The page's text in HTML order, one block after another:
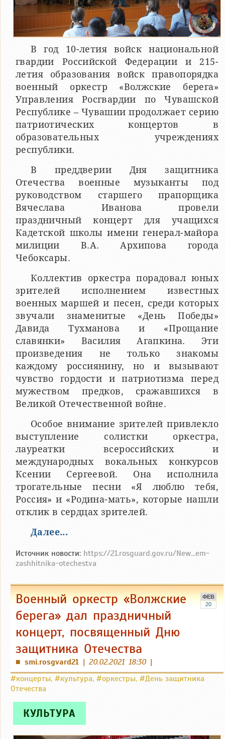
В год 10-летия войск национальной
гвардии Российской Федерации и 215-
летия образования войск правопорядка
военный оркестр «Волжские берега»
Управления Росгвардии по Чувашской
Республике – Чувашии продолжает серию
патриотических концертов в
образовательных учреждениях
республики.
В преддверии Дня защитника
Отечества военные музыканты под
руководством старшего прапорщика
Вячеслава Иванова провели
праздничный концерт для учащихся
Кадетской школы имени генерал-майора
милиции В.А. Архипова города
Чебоксары.
Коллектив оркестра порадовал юных
зрителей исполнением известных
военных маршей и песен, среди которых
звучали знаменитые «День Победы»
Давида Тухманова и «Прощание
славянки» Василия Агапкина. Эти
произведения не только знакомы
каждому россиянину, но и вызывают
чувство гордости и патриотизма перед
мужеством предков, сражавшихся в
Великой Отечественной войне.
Особое внимание зрителей привлекло
выступление солистки оркестра,
лауреатки всероссийских и
международных вокальных конкурсов
Ксении Сергеевой. Она исполнила
трогательные песни «Я люблю тебя,
Россия» и «Родина-мать», которые нашли
отклик в сердцах зрителей.
Далее...
Источник новости: https://21.rosguard.gov.ru/New...em-
zashhitnika-otechestva
ФЕВ
20
Военный оркестр «Волжские
берега» дал праздничный
концерт, посвященный Дню
защитника Отечества
■ smi.rosgvard21 | 20.02.2021 18:30|
#концерты, #культура, #оркестры, #День защитника
Отечества
КУЛЬТУРА